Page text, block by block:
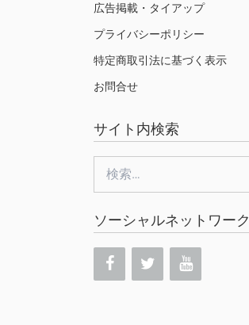
広告掲載・タイアップ
プライバシーポリシー
特定商取引法に基づく表示
お問合せ
サイト内検索
ソーシャルネットワーク